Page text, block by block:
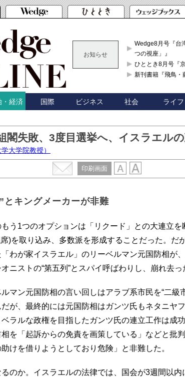
お知らせ
Wedge8月号『台
つの視座」』
ひととき8月号『
新刊書籍『飛鳥・
・経済 国際 ビジネス 社会 ライフ
閣失敗、3度目選挙へ、イスラエル
学大学院教授）
印刷画面
とキングメーカーが非難
う1つのオプションは「リクード」との大連立を
)を取り込み、多数派を形成することだった。だ
わが家イスラエル」のリーベルマン元国防相が
ニストの“第五列”とスパイ呼ばわりし、崩れ去っ
マン元国防相の言い回しはアラブ系市民を“二級
が、最終的には元国防相はガンツ氏もネタニヤ
ラルな政権を目指したガンツ氏の連立工作は成
を「起訴からの免責を画策している」などと批
けを借りようとしており危険」と非難した。
のか。イスラエルの法律では、国会が3週間以内